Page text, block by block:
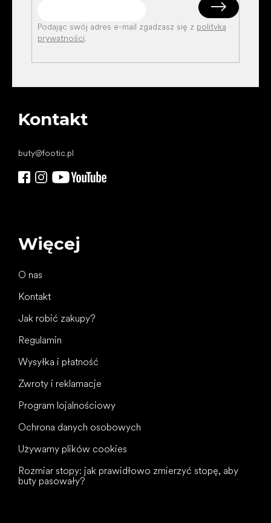
Podając swój adres e-mail zgadzasz się z polityką
prywatności.
Kontakt
buty@footic.pl
Więcej
O nas
Kontakt
Jak robić zakupy?
Regulamin
Wysyłka i płatność
Zwroty i reklamacje
Program lojalnościowy
Ochrona danych osobowych
Używamy plików cookies
Rozmiar stopy: jak prawidłowo zmierzyć stopę, aby
buty pasowały?